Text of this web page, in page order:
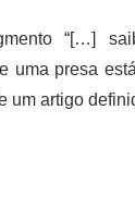
“[…]
uma presa
um artigo